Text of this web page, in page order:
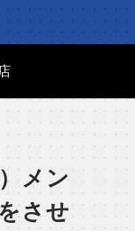
メン
させ